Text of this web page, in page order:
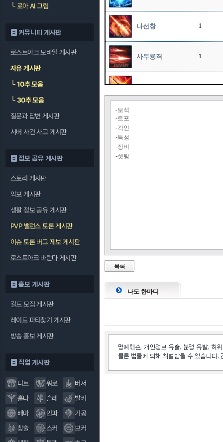
└로아 AI 그림
커뮤니티 게시판
로스트아크 모바일 게시판
자유 게시판
└10추 모음
└30추 모음
질문과 답변 게시판
서버 사건 사고 게시판
정보 공유 게시판
스토리 게시판
악보 게시판
생활 정보 공유 게시판
PVP 밸런스 토론 게시판
이슈 토론 버그 제보 게시판
로스트아크 바란다 게시판
홍보 게시판
길드 모집 게시판
레이드 파티찾기 게시판
방송 홍보 게시판
직업 게시판
디트 워로
버서
홀나
슬레
발키
배마
인파
기공
창술
스커
브커
나선창 1
사두룡격 1
굉열파 1
-보석
-트포
-각인
-특성
-장비
-셋팅
목록
나도 한마디